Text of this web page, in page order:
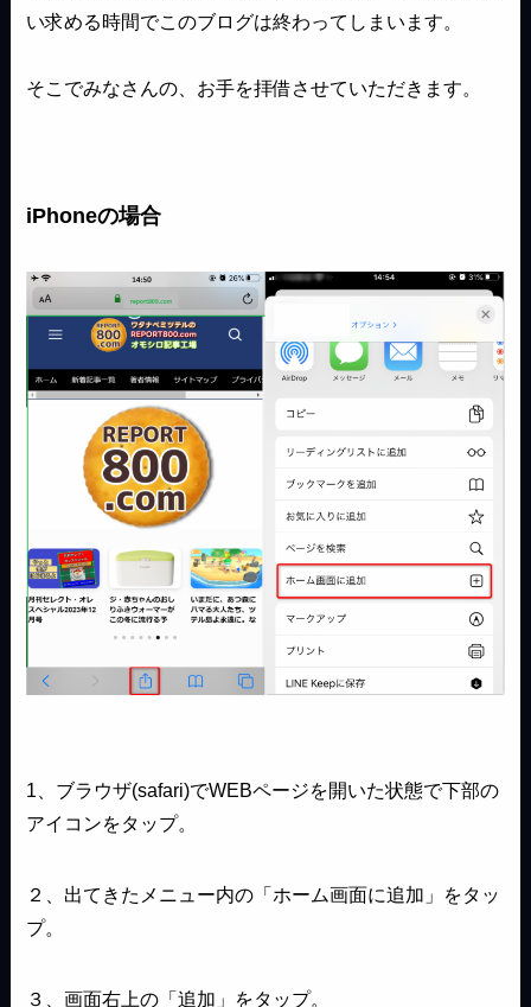
い求める時間でこのブログは終わってしまいます。
そこでみなさんの、お手を拝借させていただきます。
iPhoneの場合
1、ブラウザ(safari)でWEBページを開いた状態で下部の
アイコンをタップ。
２、出てきたメニュー内の「ホーム画面に追加」をタッ
プ。
３、画面右上の「追加」をタップ。